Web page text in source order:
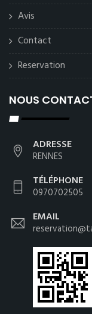
Avis
Contact
Reservation
NOUS
ADRESSE
RENNES
TÉLÉPHONE
0970702505
EMAIL